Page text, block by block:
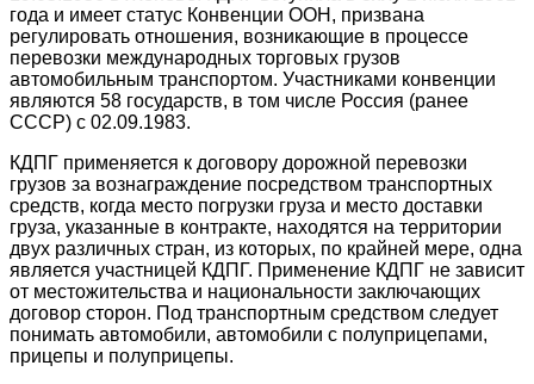
года и имеет статус Конвенции ООН, призвана
регулировать отношения, возникающие в процессе
перевозки международных торговых грузов
автомобильным транспортом. Участниками конвенции
являются 58 государств, в том числе Россия (ранее
СССР) с 02.09.1983.
КДПГ применяется к договору дорожной перевозки
грузов за вознаграждение посредством транспортных
средств, когда место погрузки груза и место доставки
груза, указанные в контракте, находятся на территории
двух различных стран, из которых, по крайней мере, одна
является участницей КДПГ. Применение КДПГ не зависит
от местожительства и национальности заключающих
договор сторон. Под транспортным средством следует
понимать автомобили, автомобили с полуприцепами,
прицепы и полуприцепы.